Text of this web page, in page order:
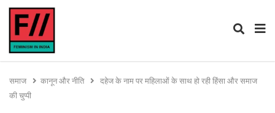
समाज कानून और नीति
दहेज के नाम पर महिलाओं के साथ हो रही हिंसा और समाज
की चुप्पी